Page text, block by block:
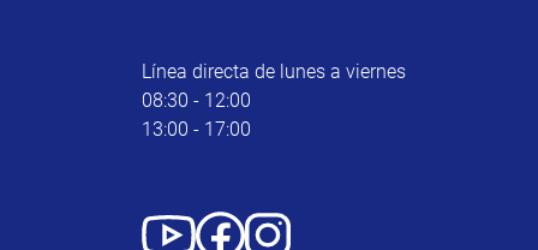
Línea directa de lunes a viernes
08:30 - 12:00
13:00 - 17:00